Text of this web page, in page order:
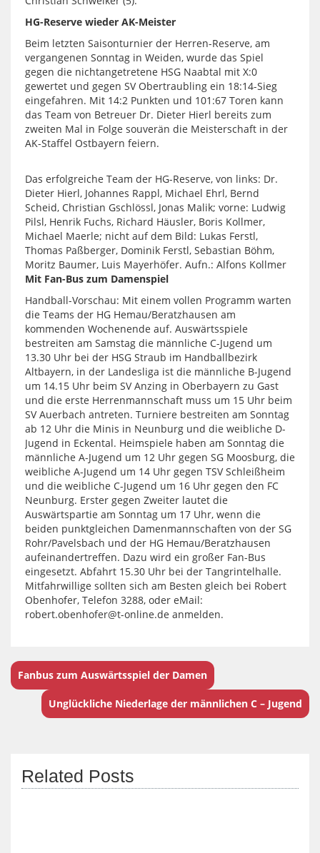
HG-Reserve wieder AK-Meister
Beim letzten Saisonturnier der Herren-Reserve, am
vergangenen Sonntag in Weiden, wurde das Spiel
gegen die nichtangetretene HSG Naabtal mit X:0
gewertet und gegen SV Obertraubling ein 18:14-Sieg
eingefahren. Mit 14:2 Punkten und 101:67 Toren kann
das Team von Betreuer Dr. Dieter Hierl bereits zum
zweiten Mal in Folge souverän die Meisterschaft in der
AK-Staffel Ostbayern feiern.
Das erfolgreiche Team der HG-Reserve, von links: Dr.
Dieter Hierl, Johannes Rappl, Michael Ehrl, Bernd
Scheid, Christian Gschlössl, Jonas Malik; vorne: Ludwig
Pilsl, Henrik Fuchs, Richard Häusler, Boris Kollmer,
Michael Maerle; nicht auf dem Bild: Lukas Ferstl,
Thomas Paßberger, Dominik Ferstl, Sebastian Böhm,
Moritz Baumer, Luis Mayerhöfer. Aufn.: Alfons Kollmer
Mit Fan-Bus zum Damenspiel
Handball-Vorschau: Mit einem vollen Programm warten
die Teams der HG Hemau/Beratzhausen am
kommenden Wochenende auf. Auswärtsspiele
bestreiten am Samstag die männliche C-Jugend um
13.30 Uhr bei der HSG Straub im Handballbezirk
Altbayern, in der Landesliga ist die männliche B-Jugend
um 14.15 Uhr beim SV Anzing in Oberbayern zu Gast
und die erste Herrenmannschaft muss um 15 Uhr beim
SV Auerbach antreten. Turniere bestreiten am Sonntag
ab 12 Uhr die Minis in Neunburg und die weibliche D-
Jugend in Eckental. Heimspiele haben am Sonntag die
männliche A-Jugend um 12 Uhr gegen SG Moosburg, die
weibliche A-Jugend um 14 Uhr gegen TSV Schleißheim
und die weibliche C-Jugend um 16 Uhr gegen den FC
Neunburg. Erster gegen Zweiter lautet die
Auswärtspartie am Sonntag um 17 Uhr, wenn die
beiden punktgleichen Damenmannschaften von der SG
Rohr/Pavelsbach und der HG Hemau/Beratzhausen
aufeinandertreffen. Dazu wird ein großer Fan-Bus
eingesetzt. Abfahrt 15.30 Uhr bei der Tangrintelhalle.
Mitfahrwillige sollten sich am Besten gleich bei Robert
Obenhofer, Telefon 3288, oder eMail:
robert.obenhofer@t-online.de anmelden.
Fanbus zum Auswärtsspiel der Damen
Unglückliche Niederlage der männlichen C – Jugend
Related Posts